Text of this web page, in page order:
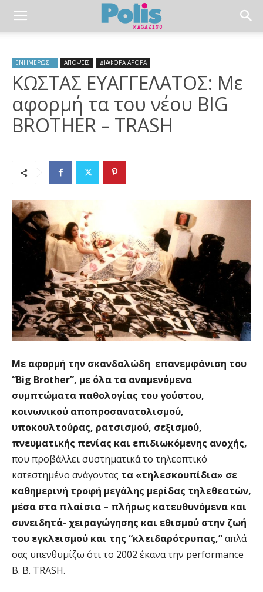
ΕΝΗΜΕΡΩΣΗ ΑΠΟΨΕΙΣ ΔΙΑΦΟΡΑ ΑΡΘΡΑ
ΚΩΣΤΑΣ ΕΥΑΓΓΕΛΑΤΟΣ: Με
αφορμή τα του νέου BIG
BROTHER – TRASH
Με αφορμή την σκανδαλώδη επανεμφάνιση του
“Βig Brother”, με όλα τα αναμενόμενα
συμπτώματα παθολογίας του γούστου,
κοινωνικού αποπροσανατολισμού,
υποκουλτούρας, ρατσισμού, σεξισμού,
πνευματικής πενίας και επιδιωκόμενης ανοχής,
που προβάλλει συστηματικά το τηλεοπτικό
κατεστημένο ανάγοντας τα «τηλεσκουπίδια» σε
καθημερινή τροφή μεγάλης μερίδας τηλεθεατών,
μέσα στα πλαίσια – πλήρως κατευθυνόμενα και
συνειδητά- χειραγώγησης και εθισμού στην ζωή
του εγκλεισμού και της “κλειδαρότρυπας,”απλά
σας υπενθυμίζω ότι το 2002 έκανα την performance
B. B. TRASH.